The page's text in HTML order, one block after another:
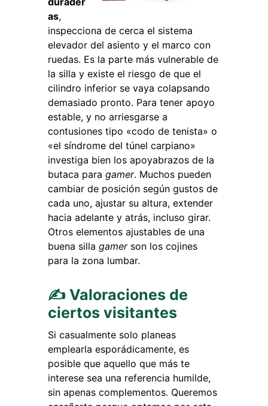
as,
inspecciona de cerca el sistema
elevador del asiento y el marco con
ruedas. Es la parte más vulnerable de
la silla y existe el riesgo de que el
cilindro inferior se vaya colapsando
demasiado pronto. Para tener apoyo
estable, y no arriesgarse a
contusiones tipo «codo de tenista» o
«el síndrome del túnel carpiano»
investiga bien los apoyabrazos de la
butaca para gamer. Muchos pueden
cambiar de posición según gustos de
cada uno, ajustar su altura, extender
hacia adelante y atrás, incluso girar.
Otros elementos ajustables de una
buena silla gamerson los cojines
para la zona lumbar.
✍ Valoraciones de
ciertos visitantes
Si casualmente solo planeas
emplearla esporádicamente, es
posible que aquello que más te
interese sea una referencia humilde,
sin apenas complementos. Queremos